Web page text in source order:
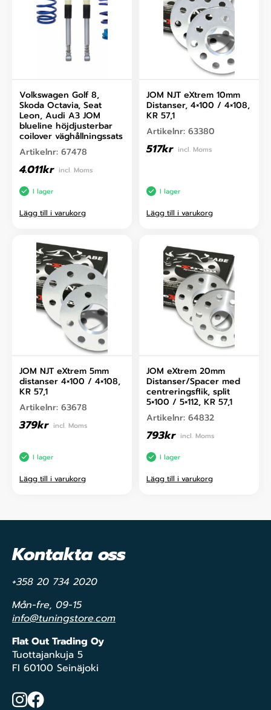
Volkswagen Golf 8,
Skoda Octavia, Seat
Leon, Audi A3 JOM
blueline höjdjusterbar
coilover väghållningssats
Artikelnr: 67478
4.011kr incl. Moms
I lager
Lägg till i varukorg
JOM NJT eXtrem 10mm
Distanser, 4×100 / 4×108,
KR 57,1
Artikelnr: 63380
517kr incl. Moms
I lager
Lägg till i varukorg
JOM NJT eXtrem 5mm
distanser 4×100 / 4×108,
KR 57,1
Artikelnr: 63678
379kr incl. Moms
I lager
Lägg till i varukorg
JOM eXtrem 20mm
Distanser/Spacer med
centreringsflik, split
5×100 / 5×112, KR 57,1
Artikelnr: 64832
793kr incl. Moms
I lager
Lägg till i varukorg
Kontakta oss
+358 20 734 2020
Mån-fre, 09-15
info@tuningstore.com
Flat Out Trading Oy
Tuottajankuja 5
FI 60100 Seinäjoki
Instagram
Facebook